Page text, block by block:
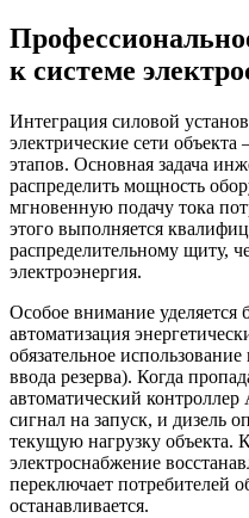
к системе
Интеграция силовой
электрические сети
этапов. Основная задача
распределить мощность
мгновенную подачу тока
этого выполняется
распределительному щиту,
электроэнергия.
Особое внимание уделяется
автоматизация
обязательное
ввода резерва). Когда
автоматический
сигнал на запуск, и дизель
текущую нагрузку объекта.
электроснабжение
переключает потребителей
останавливается.